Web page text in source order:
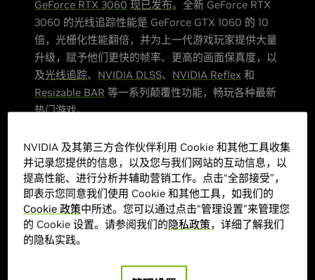
GeForce RTX 3060 现已发布。全新 GeForce RTX
3060 的光线追踪性能是 GeForce GTX 1060 的 10
倍，光栅化性能翻倍，并为上一代游戏玩家提供大量
升级，赋予他们更快的帧率、更高的画面保真度，以
及光线追踪、 NVIDIA DLSS、 NVIDIA Reflex 和
Resizable BAR 等一系列颠覆性功能，畅玩各种最新
热门游戏。
NVIDIA 及其第三方合作伙伴利用 Cookie 和其他工具收集
并记录您提供的信息，以及您与我们网站的互动信息，以
提高性能、进行分析并辅助营销工作。点击“全部接受”，
即表示您同意我们使用 Cookie 和其他工具，如我们的
Cookie 政策中所述。您可以通过点击“管理设置”来管理您
的 Cookie 设置。请参阅我们的隐私政策，详细了解我们
的隐私实践。